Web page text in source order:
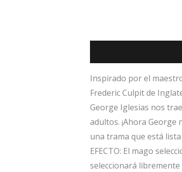
Inspirado por el
Frederic Culpit de
George Iglesias nos
adultos. ¡Ahora
una trama que está
EFECTO: El mago
seleccionará